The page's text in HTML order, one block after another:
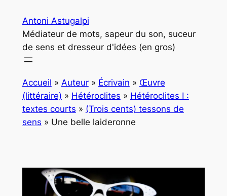
contenu
Antoni Astugalpi
Médiateur de mots, sapeur du son, suceur
de sens et dresseur d'idées (en gros)
Accueil » Auteur» Écrivain » Œuvre
(littéraire) » Hétéroclites » Hétéroclites I :
textes courts » (Trois cents) tessons de
sens » Une belle laideronne